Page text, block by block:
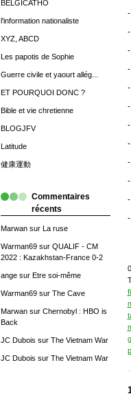
BELGICATHO
l'information nationaliste
XYZ, ABCD
Les papotis de Sophie
Guerre civile et yaourt allég...
ET POURQUOI DONC ?
Bible et vie chretienne
BLOGJFV
Latitude
健康運動
Commentaires
récents
Marwansur La ruse
Warman69sur QUALIF - CM
2022 : Kazakhstan-France 0-2
angesur Etre soi-même
Warman69sur The Cave
Marwansur Chernobyl : HBO is
Back
JC Dubois sur The Vietnam War
JC Dubois sur The Vietnam War